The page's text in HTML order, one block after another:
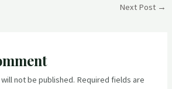
Next Post →
not be published. Required fields are